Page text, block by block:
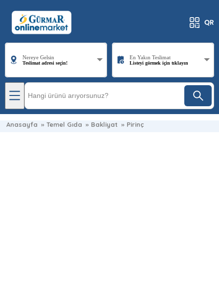
Nereye Gelsin
Teslimat adresi seçin!
En Yakın Teslimat
Listeyi görmek için tıklayın
Anasayfa » Temel Gıda » Bakliyat » Pirinç